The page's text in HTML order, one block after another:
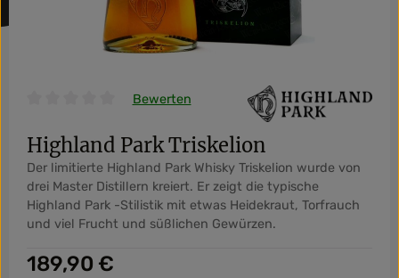
Durchschnittliche Bewertung von 0 von 5 Sternen
Bewerten
Highland Park Triskelion
Der limitierte Highland Park Whisky Triskelion wurde von
drei Master Distillern kreiert. Er zeigt die typische
Highland Park -Stilistik mit etwas Heidekraut, Torfrauch
und viel Frucht und süßlichen Gewürzen.
Regulärer Preis:
189,90 €